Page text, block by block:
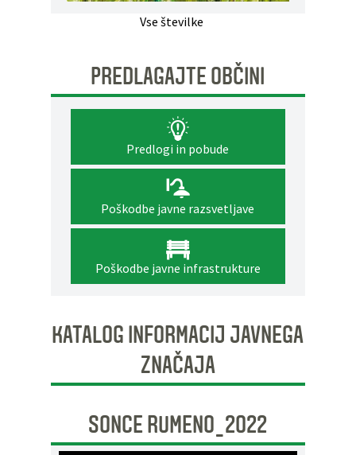
Vse številke
PREDLAGAJTE OBČINI
Predlogi in pobude
Poškodbe javne razsvetljave
Poškodbe javne infrastrukture
KATALOG INFORMACIJ JAVNEGA
ZNAČAJA
SONCE RUMENO_2022